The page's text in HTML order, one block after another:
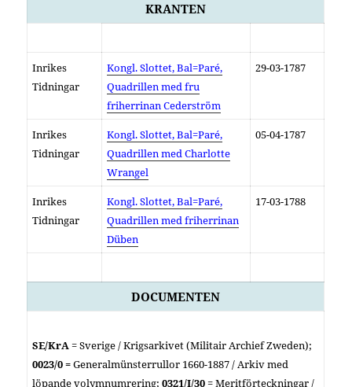
KRANTEN
Inrikes
Tidningar
Kongl. Slottet, Bal=Paré,
Quadrillen med fru
friherrinan Cederström
29-03-1787
Inrikes
Tidningar
Kongl. Slottet, Bal=Paré,
Quadrillen med Charlotte
Wrangel
05-04-1787
Inrikes
Tidningar
Kongl. Slottet, Bal=Paré,
Quadrillen med friherrinan
Düben
17-03-1788
DOCUMENTEN
SE/KrA= Sverige / Krigsarkivet (Militair Archief Zweden);
0023/0 =Generalmünsterrullor 1660-1887 /Arkiv med
löpande volymnumrering;0321/I/30= Meritförteckningar /